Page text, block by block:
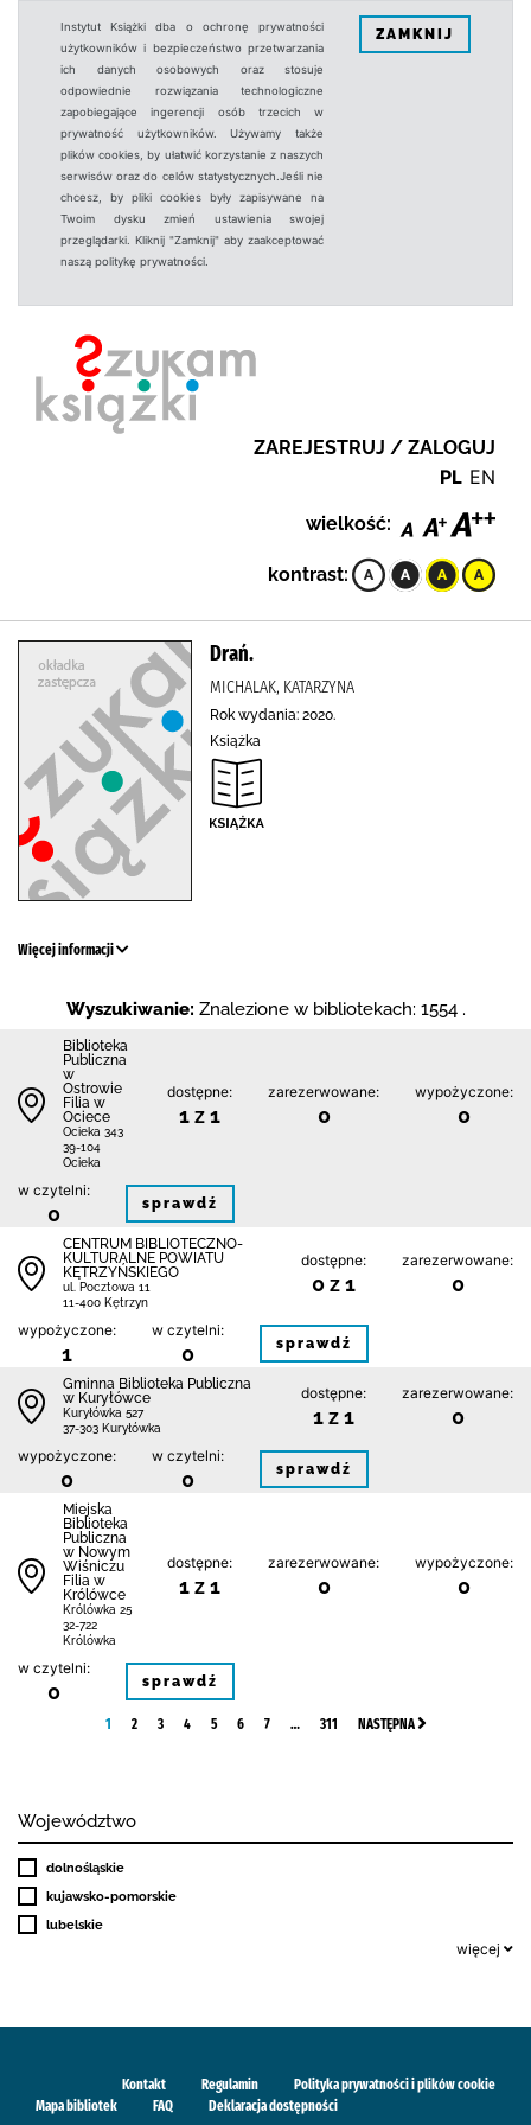
Instytut Książki dba o ochronę prywatności
użytkowników i bezpieczeństwo przetwarzania
ich danych osobowych oraz stosuje
odpowiednie rozwiązania technologiczne
zapobiegające ingerencji osób trzecich w
prywatność użytkowników. Używamy także
plików cookies, by ułatwić korzystanie z naszych
serwisów oraz do celów statystycznych.Jeśli nie
chcesz, by pliki cookies były zapisywane na
Twoim dysku zmień ustawienia swojej
przeglądarki. Kliknij "Zamknij" aby zaakceptować
naszą politykę prywatności.
ZAMKNIJ
ZAREJESTRUJ / ZALOGUJ
PL EN
wielkość:
kontrast:
Drań.
MICHALAK, KATARZYNA
Rok wydania: 2020.
Książka
Więcej informacji
Wyszukiwanie: Znalezione w bibliotekach: 1554 .
Biblioteka
Publiczna
w
Ostrowie
Filia w
Ociece
Ocieka 343
39-104
Ocieka
dostępne:
1 z 1
zarezerwowane:
0
wypożyczone:
0
w czytelni:
0 sprawdź
CENTRUM BIBLIOTECZNO-
KULTURALNE POWIATU
KĘTRZYŃSKIEGO
ul. Pocztowa 11
11-400 Kętrzyn
dostępne:
0 z 1
zarezerwowane:
0
wypożyczone:
1
w czytelni:
0 sprawdź
Gminna Biblioteka Publiczna
w Kuryłówce
Kuryłówka 527
37-303 Kuryłówka
dostępne:
1 z 1
zarezerwowane:
0
wypożyczone:
0
w czytelni:
0 sprawdź
Miejska
Biblioteka
Publiczna
w Nowym
Wiśniczu
Filia w
Królówce
Królówka 25
32-722
Królówka
dostępne:
1 z 1
zarezerwowane:
0
wypożyczone:
0
w czytelni:
0 sprawdź
1 2 3 4 5 6 7 … 311 NASTĘPNA
Województwo
dolnośląskie
kujawsko-pomorskie
lubelskie
więcej
Kontakt Regulamin
Polityka prywatności i plików cookie
Mapa bibliotek
FAQ Deklaracja dostępności